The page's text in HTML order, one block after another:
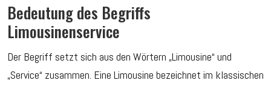
Bedeutung des Begriffs
Limousinenservice
Der Begriff setzt sich aus den Wörtern „Limousine“ und
„Service“ zusammen. Eine Limousine bezeichnet im klassischen